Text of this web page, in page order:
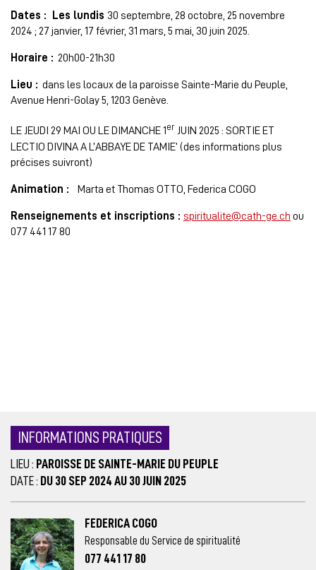
Dates : Les lundis 30 septembre, 28 octobre, 25 novembre
2024 ; 27 janvier, 17 février, 31 mars, 5 mai, 30 juin 2025.
Horaire : 20h00-21h30
Lieu : dans les locaux de la paroisse Sainte-Marie du Peuple,
Avenue Henri-Golay 5, 1203 Genève.
LE JEUDI 29 MAI OU LE DIMANCHE 1 er JUIN 2025 : SORTIE ET
LECTIO DIVINA A L’ABBAYE DE TAMIE’ (des informations plus
précises suivront)
Animation : Marta et Thomas OTTO, Federica COGO
Renseignements et inscriptions : spiritualite@cath-ge.ch ou
077 441 17 80
INFORMATIONS PRATIQUES
LIEU : PAROISSE DE SAINTE-MARIE DU PEUPLE
DATE : DU 30 SEP 2024 AU 30 JUIN 2025
FEDERICA COGO
Responsable du Service de spiritualité
077 441 17 80